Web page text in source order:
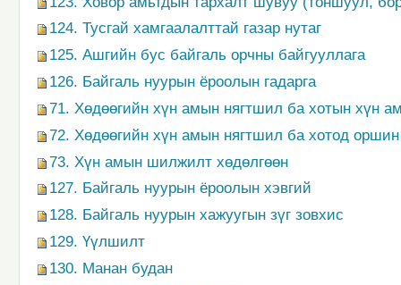
124. Тусгай хамгаалалттай газар нутаг
125. Ашгийн бус байгаль орчны байгууллага
126. Байгаль нуурын ёроолын гадарга
71. Хөдөөгийн хүн амын нягтшил ба хотын хүн
72. Хөдөөгийн хүн амын нягтшил ба хотод
73. Хүн амын шилжилт хөдөлгөөн
127. Байгаль нуурын ёроолын хэвгий
128. Байгаль нуурын хажуугын зүг зовхис
129. Үүлшилт
130. Манан будан